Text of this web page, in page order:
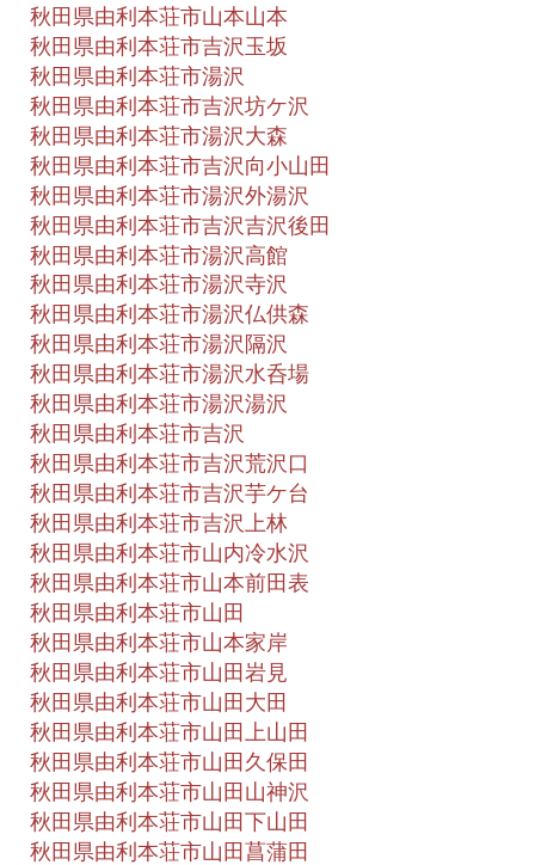
秋田県由利本荘市山本山本
秋田県由利本荘市吉沢玉坂
秋田県由利本荘市湯沢
秋田県由利本荘市吉沢坊ケ沢
秋田県由利本荘市湯沢大森
秋田県由利本荘市吉沢向小山田
秋田県由利本荘市湯沢外湯沢
秋田県由利本荘市吉沢吉沢後田
秋田県由利本荘市湯沢高館
秋田県由利本荘市湯沢寺沢
秋田県由利本荘市湯沢仏供森
秋田県由利本荘市湯沢隔沢
秋田県由利本荘市湯沢水呑場
秋田県由利本荘市湯沢湯沢
秋田県由利本荘市吉沢
秋田県由利本荘市吉沢荒沢口
秋田県由利本荘市吉沢芋ケ台
秋田県由利本荘市吉沢上林
秋田県由利本荘市山内冷水沢
秋田県由利本荘市山本前田表
秋田県由利本荘市山田
秋田県由利本荘市山本家岸
秋田県由利本荘市山田岩見
秋田県由利本荘市山田大田
秋田県由利本荘市山田上山田
秋田県由利本荘市山田久保田
秋田県由利本荘市山田山神沢
秋田県由利本荘市山田下山田
秋田県由利本荘市山田菖蒲田